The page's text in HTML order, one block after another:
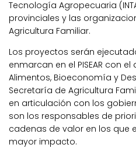
Tecnología Agropecuaria
provinciales y las
Agricultura Familiar.
Los proyectos serán
enmarcan en el PISEAR con
Alimentos, Bioeconomía y
Secretaría de Agricultura
en articulación con los
son los responsables de
cadenas de valor en los que
mayor impacto.